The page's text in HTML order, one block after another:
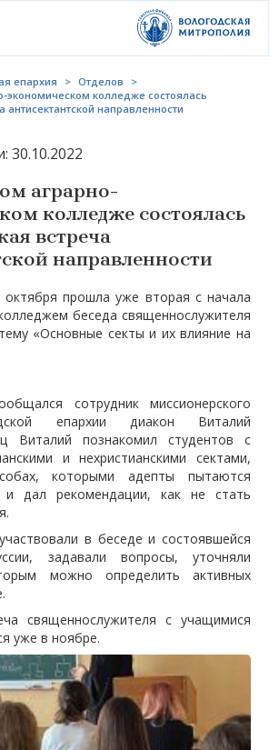
епархия > Отделов
>
экономическом колледже состоялась
антисектантской направленности
30.10.2022
аграрно-
колледже состоялась
встреча
направленности
прошла уже вторая с начала
беседа священнослужителя
«Основные секты и их влияние на
сотрудник миссионерского
епархии диакон Виталий
Виталий познакомил студентов с
и нехристианскими сектами,
которыми адепты пытаются
и дал рекомендации, как не стать
в беседе и состоявшейся
задавали вопросы, уточняли
можно определить активных
священнослужителя с учащимися
уже в ноябре.